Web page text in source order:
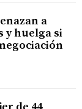
a
y huelga si